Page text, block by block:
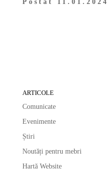
Postat 11.01.2024
ARTICOLE
Comunicate
Evenimente
Știri
Noutăți pentru mebri
Hartă Website